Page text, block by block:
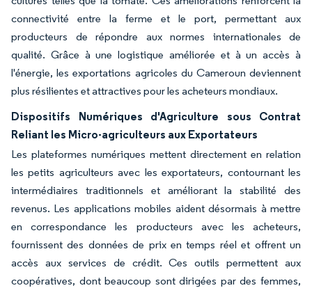
connectivité entre la ferme et le port, permettant aux
producteurs de répondre aux normes internationales de
qualité. Grâce à une logistique améliorée et à un accès à
l'énergie, les exportations agricoles du Cameroun deviennent
plus résilientes et attractives pour les acheteurs mondiaux.
Dispositifs Numériques d'Agriculture sous Contrat
Reliant les Micro-agriculteurs aux Exportateurs
Les plateformes numériques mettent directement en relation
les petits agriculteurs avec les exportateurs, contournant les
intermédiaires traditionnels et améliorant la stabilité des
revenus. Les applications mobiles aident désormais à mettre
en correspondance les producteurs avec les acheteurs,
fournissent des données de prix en temps réel et offrent un
accès aux services de crédit. Ces outils permettent aux
coopératives, dont beaucoup sont dirigées par des femmes,